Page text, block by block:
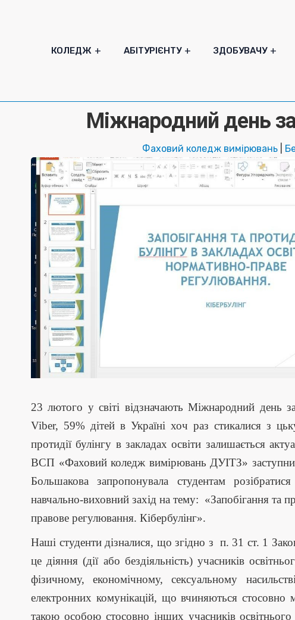
КОЛЕДЖ АБІТУРІЄНТУ ЗДОБУВАЧУ
Міжнародний день
Фаховий коледж вимірювань
23 лютого у світі відзначають Міжнародний день
Viber, 59% дітей в Україні хоч раз стикалися з
протидії булінгу в закладах освіти залишається
ВСП «Фаховий коледж вимірювань ДУІТЗ»
Большакова запропонувала студентам
навчально-виховний захід на тему: «Запобігання та
правове регулювання. Кібербулінг».
Наші студенти дізналися, що згідно з п. 31 ст. 1
це діяння (дії або бездіяльність) учасників
фізичному, економічному, сексуальному
електронних комунікацій, що вчиняються стосовно
такою особою стосовно інших учасників